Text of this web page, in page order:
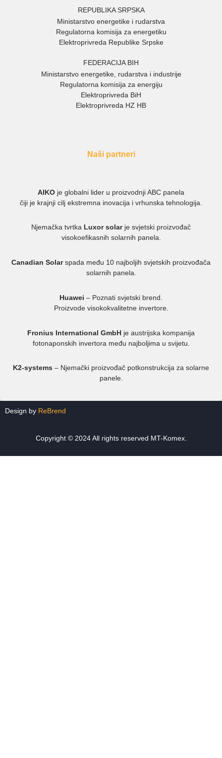
REPUBLIKA SRPSKA
Ministarstvo energetike i rudarstva
Regulatorna komisija za energetiku
Elektroprivreda Republike Srpske
FEDERACIJA BIH
Ministarstvo energetike, rudarstva i industrije
Regulatorna komisija za energiju
Elektroprivreda BiH
Elektroprivreda HZ HB
Naši partneri
AIKO je globalni lider u proizvodnji ABC panela
čiji je krajnji cilj ekstremna inovacija i vrhunska tehnologija.
Njemačka tvrtka Luxor solarje svjetski proizvođač
visokoefikasnih solarnih panela.
Canadian Solarspada među 10 najboljih svjetskih proizvođača
solarnih panela.
Huawei – Poznati svjetski brend.
Proizvode visokokvalitetne invertore.
Fronius International GmbH je austrijska kompanija
fotonaponskih invertora među najboljima u svijetu.
K2-systems – Njemački proizvođač potkonstrukcija za solarne
panele.
Design by ReBrend
Copyright © 2024 All rights reserved MT-Komex.